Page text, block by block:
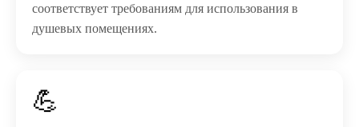
соответствует требованиям для использования в
душевых помещениях.
💪